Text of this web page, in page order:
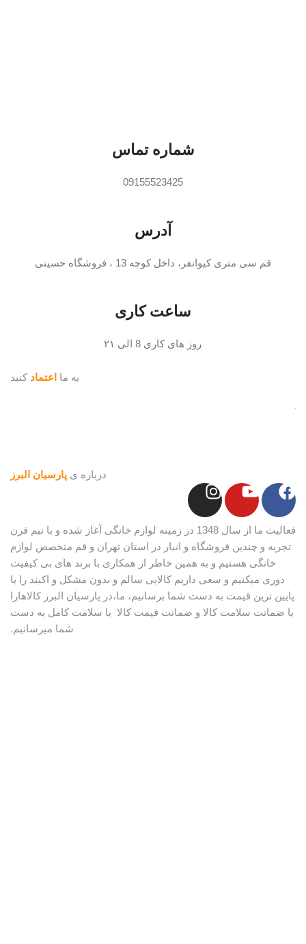
شماره تماس
09155523425
آدرس
قم سی متری کیوانفر، داخل کوچه 13 ، فروشگاه حسینی
ساعت کاری
روز های کاری 8 الی ۲۱
درباره ی پارسیان البرز
فعالیت ما از سال 1348 در زمینه لوازم خانگی آغاز شده و با نیم قرن
تجربه و چندین فروشگاه و انبار در استان تهران و قم متخصص لوازم
خانگی هستیم و به همین خاطر از همکاری با برند های بی کیفیت
دوری میکنیم و سعی داریم کالایی سالم و بدون مشکل و اکبند را با
پایین ترین قیمت به دست شما برسانیم، ما،در پارسیان البرز کالاهارا
با ضمانت سلامت کالا و ضمانت قیمت کالا با سلامت کامل به دست
شما میرسانیم.
به ما اعتماد کنید